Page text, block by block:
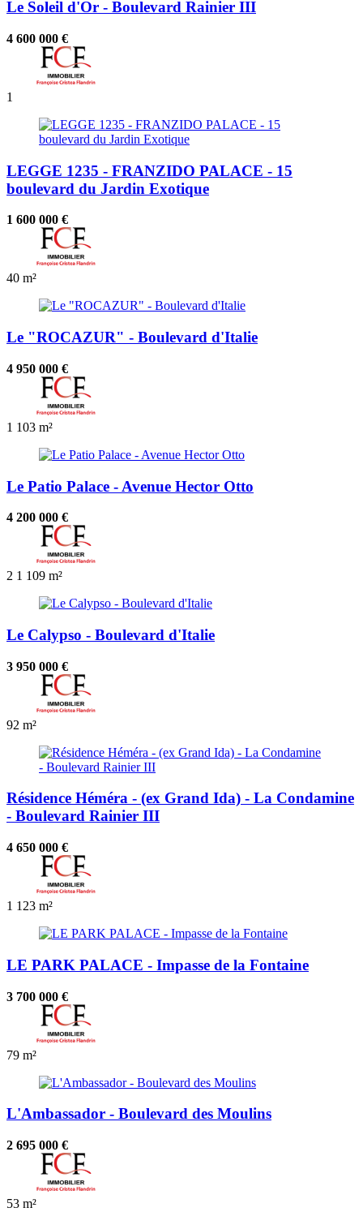
Le Soleil d'Or - Boulevard Rainier III
4 600 000 €
1
LEGGE 1235 - FRANZIDO PALACE - 15
boulevard du Jardin Exotique
1 600 000 €
40 m²
Le "ROCAZUR" - Boulevard d'Italie
4 950 000 €
1 103 m²
Le Patio Palace - Avenue Hector Otto
4 200 000 €
2 1 109 m²
Le Calypso - Boulevard d'Italie
3 950 000 €
92 m²
Résidence Héméra - (ex Grand Ida) - La Condamine
- Boulevard Rainier III
4 650 000 €
1 123 m²
LE PARK PALACE - Impasse de la Fontaine
3 700 000 €
79 m²
L'Ambassador - Boulevard des Moulins
2 695 000 €
53 m²